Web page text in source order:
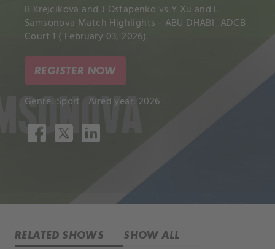
B Krejcikova and J Ostapenko vs Y Xu and L
Samsonova Match Highlights - ABU DHABI_ADCB
Court 1 ( February 03, 2026).
REGISTER NOW
Genre: Sport Aired year: 2026
RELATED SHOWS SHOW ALL